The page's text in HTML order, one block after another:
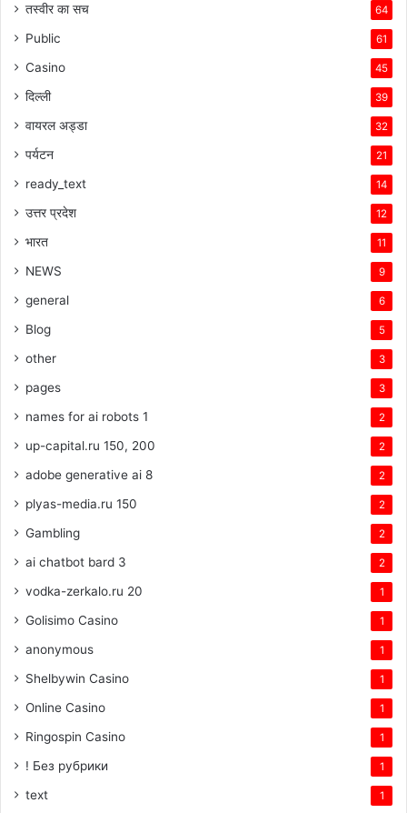
तस्वीर का सच 64
Public 61
Casino 45
दिल्ली 39
वायरल अड्डा 32
पर्यटन 21
ready_text 14
उत्तर प्रदेश 12
भारत 11
NEWS 9
general 6
Blog 5
other 3
pages 3
names for ai robots 1 2
up-capital.ru 150, 200 2
adobe generative ai 8 2
plyas-media.ru 150 2
Gambling 2
ai chatbot bard 3 2
vodka-zerkalo.ru 20 1
Golisimo Casino 1
anonymous 1
Shelbywin Casino 1
Online Casino 1
Ringospin Casino 1
! Без рубрики 1
text 1